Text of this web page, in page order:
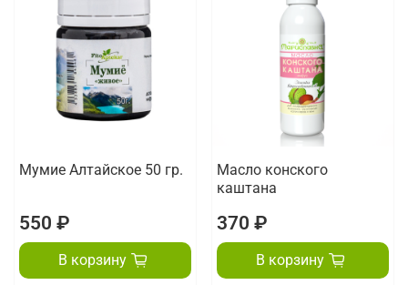
Мумие Алтайское 50 гр.
550 ₽
В корзину
Масло конского
каштана
370 ₽
В корзину